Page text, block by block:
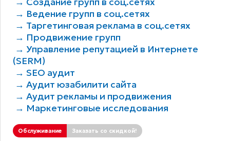
→ Ведение групп в соц.сетях
→ Таргетинговая реклама в соц.сетях
→ Продвижение групп
→ Управление репутацией в Интернете
(SERM)
→ SEO аудит
→ Аудит юзабилити сайта
→ Аудит рекламы и продвижения
→ Маркетинговые исследования
Обслуживание Заказать со скидкой!